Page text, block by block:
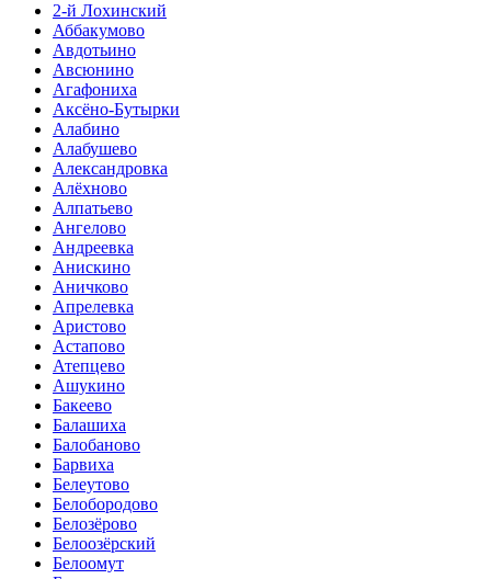
2-й Лохинский
Аббакумово
Авдотьино
Авсюнино
Агафониха
Аксёно-Бутырки
Алабино
Алабушево
Александровка
Алёхново
Алпатьево
Ангелово
Андреевка
Анискино
Аничково
Апрелевка
Аристово
Астапово
Атепцево
Ашукино
Бакеево
Балашиха
Балобаново
Барвиха
Белеутово
Белобородово
Белозёрово
Белоозёрский
Белоомут